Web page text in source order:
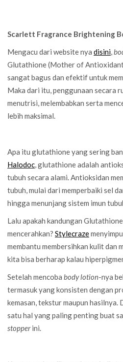
Scarlett Fragrance Brightening
Mengacu dari website nya disini,
Glutathione (Mother of
sangat bagus dan efektif untuk
Maka dari itu, penggunaan secara
menutrisi, melembabkan serta
lebih maksimal.
Apa itu glutathione yang sering
Halodoc, glutathione adalah
tubuh secara alami. Antioksidan
tubuh, mulai dari memperbaiki sel
hingga menunjang sistem imun
Lalu apakah kandungan
mencerahkan? Stylecraze
membantu membersihkan kulit dan
kita bisa berharap kalau
Setelah mencoba body lotion-nya
termasuk yang konsisten dengan
kemasan, tekstur maupun hasilnya.
satu hal yang paling penting buat
stopperini.